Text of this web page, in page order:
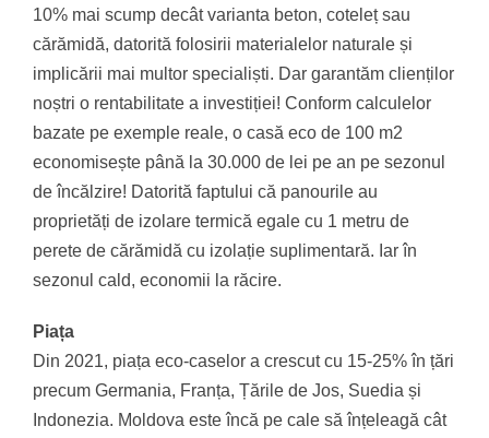
10% mai scump decât varianta beton, coteleț sau
cărămidă, datorită folosirii materialelor naturale și
implicării mai multor specialiști. Dar garantăm clienților
noștri o rentabilitate a investiției! Conform calculelor
bazate pe exemple reale, o casă eco de 100 m2
economisește până la 30.000 de lei pe an pe sezonul
de încălzire! Datorită faptului că panourile au
proprietăți de izolare termică egale cu 1 metru de
perete de cărămidă cu izolație suplimentară. Iar în
sezonul cald, economii la răcire.
Piața
Din 2021, piața eco-caselor a crescut cu 15-25% în țări
precum Germania, Franța, Țările de Jos, Suedia și
Indonezia. Moldova este încă pe cale să înțeleagă cât